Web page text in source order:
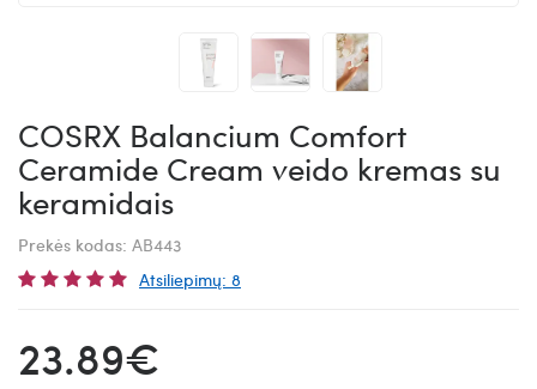
COSRX Balancium Comfort
Ceramide Cream veido kremas su
keramidais
Prekės kodas: AB443
Atsiliepimų: 8
23.89€